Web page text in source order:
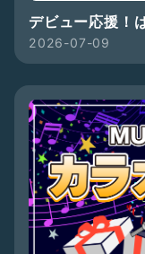
デビュー応援！
2026-07-09